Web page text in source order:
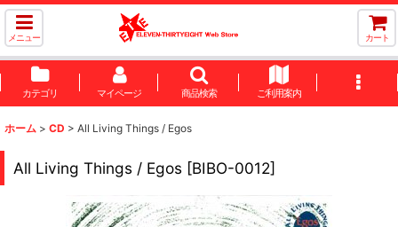
メニュー カート
カテゴリ マイページ 商品検索 ご利用案内
ホーム > CD > All Living Things / Egos
All Living Things / Egos [BIBO-0012]